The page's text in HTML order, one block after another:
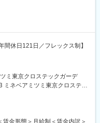
ル、デジタルキー、パワーバ
ヒーターコントローラ、エレ
ールなどのHMI製品など、ユ
ツミグループとのシナジー効
わせ幅広い製品の開発に携わ
、セミナー参加など。
ますが、今後再開していく見
間休日121日／フレックス制】
度化する車載ECU開発におい
21434、Automotive SPICE
セス管理をお任せします。
ミ東京クロステックガーデ
橋駅受動喫煙対策：屋内全面
金形態＞月給制＜賃金内訳＞